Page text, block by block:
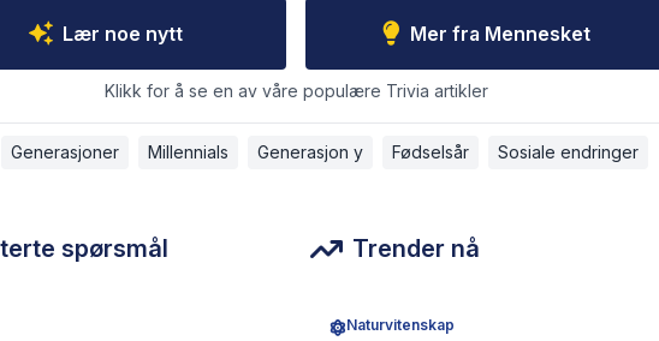
Lær noe nytt Mer fra Mennesket
Klikk for å se en av våre populære Trivia artikler
Generasjoner Millennials Generasjon y Fødselsår Sosiale endringer
spørsmål Trender nå
Naturvitenskap